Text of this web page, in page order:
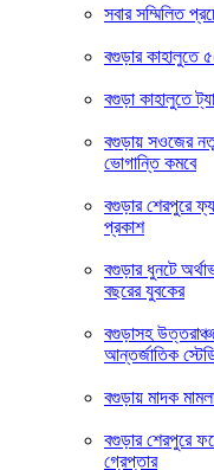
সবার সম্মিলিত
বগুড়ার কাহালুতে
বগুড়া কাহালুতে
বগুড়ায় সওজের
ভোগান্তি কমবে
বগুড়ার শেরপুরে
প্রকাশ
বগুড়ার ধুনটে
বছরের যুবকের
বগুড়াসহ
আন্তর্জাতিক
বগুড়ায় মাদক
বগুড়ার শেরপুরে
গ্রেপ্তার